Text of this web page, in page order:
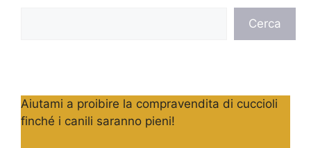
Cerca
Aiutami a proibire la compravendita di cuccioli
finché i canili saranno pieni!